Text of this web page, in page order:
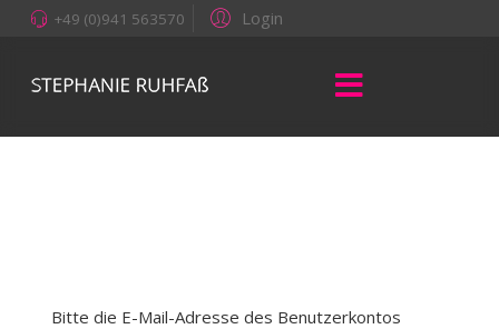
Login
+49 (0)941 563570
Bitte die E-Mail-Adresse des Benutzerkontos